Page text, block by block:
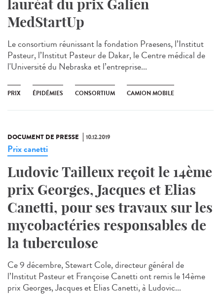
lauréat du prix Galien
MedStartUp
Le consortium réunissant la fondation Praesens, l’Institut
Pasteur, l’Institut Pasteur de Dakar, le Centre médical de
l'Université du Nebraska et l’entreprise...
PRIX ÉPIDÉMIES CONSORTIUM CAMION MOBILE
DOCUMENT DE PRESSE 10.12.2019
Prix canetti
Ludovic Tailleux reçoit le 14ème
prix Georges, Jacques et Elias
Canetti, pour ses travaux sur les
mycobactéries responsables de
la tuberculose
Ce 9 décembre, Stewart Cole, directeur général de
l’Institut Pasteur et Françoise Canetti ont remis le 14ème
prix Georges, Jacques et Elias Canetti, à Ludovic...